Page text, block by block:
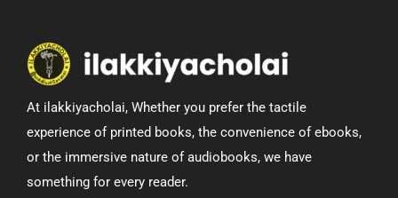
பெ
At ilakkiyacholai, Whether you prefer the tactile
experience of printed books, the convenience of ebooks,
or the immersive nature of audiobooks, we have
something for every reader.